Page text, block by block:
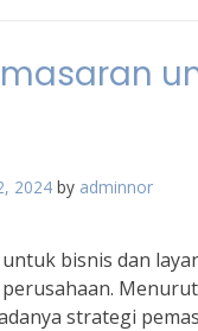
2024 by adminnor
bisnis dan
strategi